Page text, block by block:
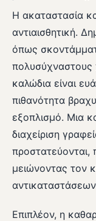
Η ακαταστασία
αντιαισθητική.
όπως
πολυσύχναστους
καλώδια είναι
πιθανότητα
εξοπλισμό. Μια
διαχείριση
προστατεύονται,
μειώνοντας τον
Επιπλέον, η